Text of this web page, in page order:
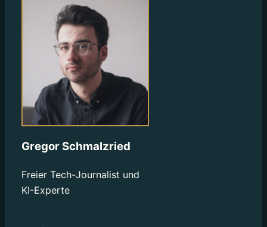
Gregor Schmalzried
Freier Tech-Journalist und
KI-Experte